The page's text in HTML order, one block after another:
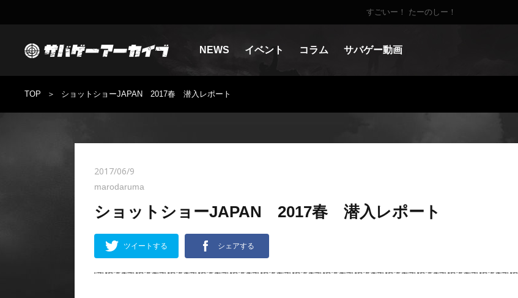
すごいー！ たーのしー！
NEWS イベント コラム サバゲー動画
TOP ショットショーJAPAN 2017春 潜入レポート
2017/06/9
marodaruma
ショットショーJAPAN 2017春 潜入レポート
ツイートする シェアする